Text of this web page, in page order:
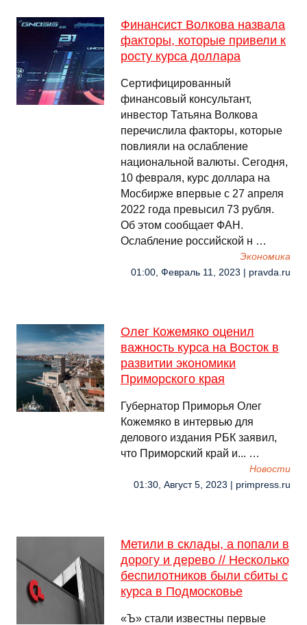
Финансист Волкова назвала
факторы, которые привели к
росту курса доллара
Сертифицированный
финансовый консультант,
инвестор Татьяна Волкова
перечислила факторы, которые
повлияли на ослабление
национальной валюты. Сегодня,
10 февраля, курс доллара на
Мосбирже впервые с 27 апреля
2022 года превысил 73 рубля.
Об этом сообщает ФАН.
Ослабление российской н …
Экономика
01:00, Февраль 11, 2023 | pravda.ru
Олег Кожемяко оценил
важность курса на Восток в
развитии экономики
Приморского края
Губернатор Приморья Олег
Кожемяко в интервью для
делового издания РБК заявил,
что Приморский край и... …
Новости
01:30, Август 5, 2023 | primpress.ru
Метили в склады, а попали в
дорогу и дерево // Несколько
беспилотников были сбиты с
курса в Подмосковье
«Ъ» стали известны первые